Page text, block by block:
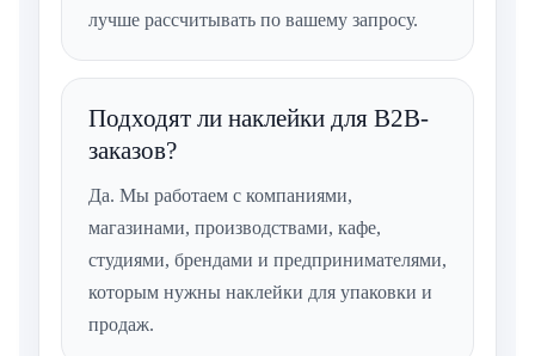
лучше рассчитывать по вашему запросу.
Подходят ли наклейки для B2B-
заказов?
Да. Мы работаем с компаниями,
магазинами, производствами, кафе,
студиями, брендами и предпринимателями,
которым нужны наклейки для упаковки и
продаж.